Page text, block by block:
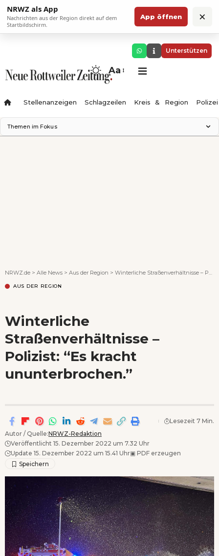
NRWZ als App
Nachrichten aus der Region direkt auf dem
Startbildschirm.
App öffnen ×
Unterstützen
Aa
Stellenanzeigen Schlagzeilen Kreis & Region Polizei
Themen im Fokus
NRWZ.de > Alle News > Aus der Region > Winterliche Straßenverhältnisse – Polizist: “Es kracht ununterbrochen.”
AUS DER REGION
Winterliche
Straßenverhältnisse –
Polizist: “Es kracht
ununterbrochen.”
Autor / Quelle:NRWZ-Redaktion
Veröffentlicht 15. Dezember 2022 um 7.32 Uhr
Update 15. Dezember 2022 um 15.41 Uhr▣ PDF erzeugen
Lesezeit 7 Min.